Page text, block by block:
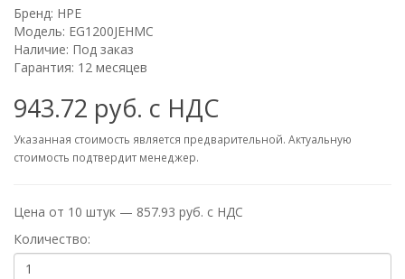
Бренд: HPE
Модель: EG1200JEHMC
Наличие: Под заказ
Гарантия: 12 месяцев
943.72 руб. с НДС
Указанная стоимость является предварительной. Актуальную
стоимость подтвердит менеджер.
Цена от 10 штук — 857.93 руб. с НДС
Количество: